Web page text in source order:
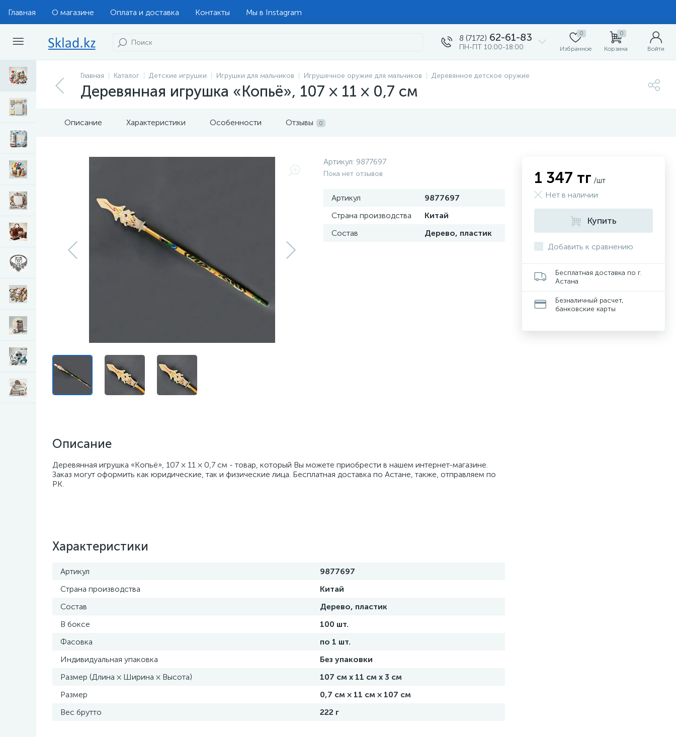
Главная О магазине Оплата и доставка Контакты Мы в Instagram
8 (7172) 62-61-83
ПН-ПТ 10:00-18:00
0
Избранное
0
Корзина Войти
Главная Каталог Детские игрушки Игрушки для мальчиков Игрушечное оружие для мальчиков Деревянное детское оружие
Деревянная игрушка «Копьё», 107 × 11 × 0,7 см
Описание Характеристики Особенности Отзывы 0
Артикул: 9877697
Пока нет отзывов
Артикул
9877697
Страна производства
Китай
Состав
Дерево, пластик
Описание
Деревянная игрушка «Копьё», 107 × 11 × 0,7 см - товар, который Вы можете приобрести в нашем интернет-магазине.
Заказ могут оформить как юридические, так и физические лица. Бесплатная доставка по Астане, также, отправляем по
РК.
Характеристики
Артикул
9877697
Страна производства
Китай
Состав
Дерево, пластик
В боксе
100 шт.
Фасовка
по 1 шт.
Индивидуальная упаковка
Без упаковки
Размер (Длина × Ширина × Высота)
107 см х 11 см х 3 см
Размер
0,7 см × 11 см × 107 см
Вес брутто
222 г
1 347 тг /шт
Нет в наличии
Купить
Добавить к сравнению
Бесплатная доставка по г.
Астана
Безналичный расчет,
банковские карты